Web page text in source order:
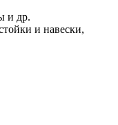
и др.
и навески,